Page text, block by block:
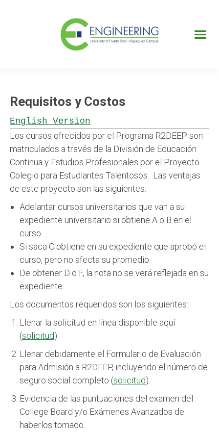
Requisitos y Costos
English Version
Los cursos ofrecidos por el Programa R2DEEP son
matriculados a través de la División de Educación
Continua y Estudios Profesionales por el Proyecto
Colegio para Estudiantes Talentosos. Las ventajas
de este proyecto son las siguientes:
Adelantar cursos universitarios que van a su
expediente universitario si obtiene A o B en el
curso.
Si saca C obtiene en su expediente que aprobó el
curso, pero no afecta su promedio.
De obtener D o F, la nota no se verá reflejada en su
expediente.
Los documentos requeridos son los siguientes:
Llenar la solicitud en línea disponible aquí
(solicitud).
Llenar debidamente el Formulario de Evaluación
para Admisión a R2DEEP, incluyendo el número de
seguro social completo (solicitud).
Evidencia de las puntuaciones del examen del
College Board y/o Exámenes Avanzados de
haberlos tomado.